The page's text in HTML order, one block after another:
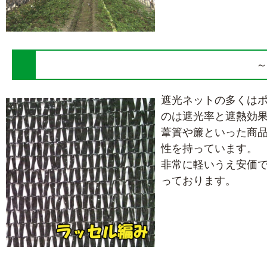
遮光ネットの多くは
のは遮光率と遮熱効
葦簀や簾といった商
性を持っています。
非常に軽いうえ安価
っております。